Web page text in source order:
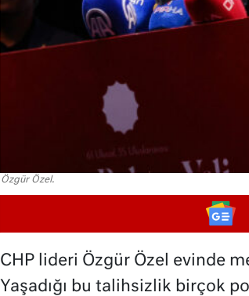
Özgür Özel.
CHP lideri Özgür Özel evinde
Yaşadığı bu talihsizlik birçok